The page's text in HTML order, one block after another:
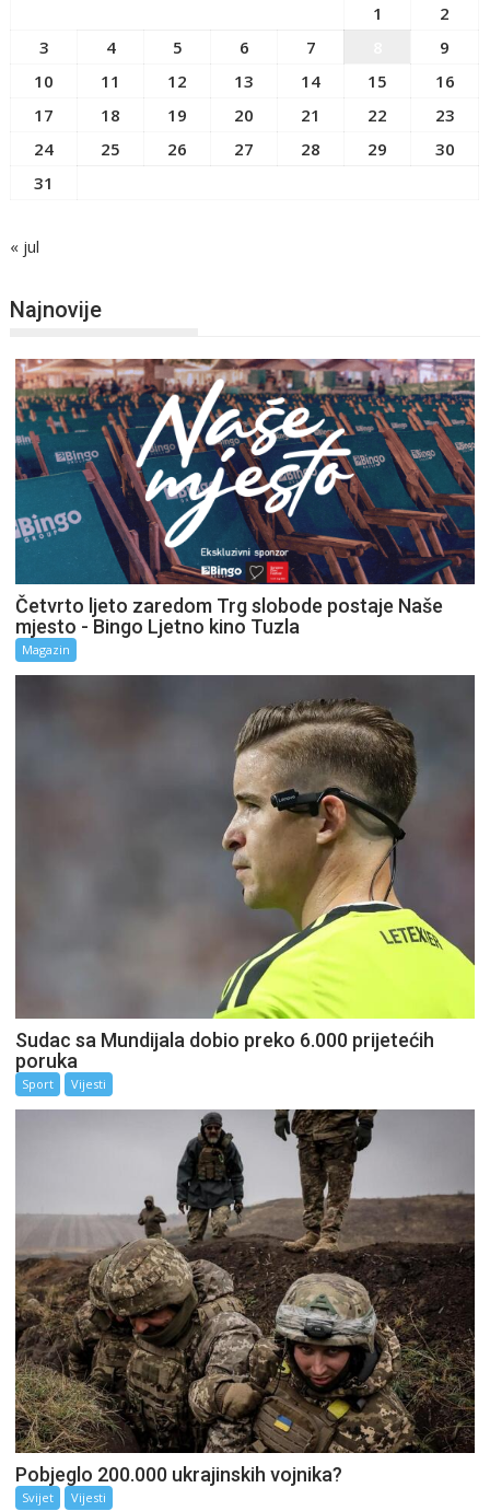
1
2
3
4 5 6 7
9
10
11 12 13 14 15
16
17
18 19 20 21 22
23
24
25 26 27 28 29
30
31
« jul
Najnovije
Četvrto ljeto zaredom Trg slobode postaje Naše
mjesto - Bingo Ljetno kino Tuzla
Magazin
Sudac sa Mundijala dobio preko 6.000 prijetećih
poruka
Sport Vijesti
Pobjeglo 200.000 ukrajinskih vojnika?
Svijet Vijesti